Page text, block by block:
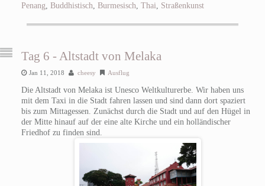
Penang Buddhistisch Burmesisch Thai Straßenkunst
Tag 6 - Altstadt von Melaka
Jan 11, 2018 cheesy Ausflug
Die Altstadt von Melaka ist Unesco Weltkulturerbe. Wir haben uns
mit dem Taxi in die Stadt fahren lassen und sind dann dort spaziert
bis zum Mittagessen. Zunächst durch die Stadt und auf den Hügel in
der Mitte hinauf auf der eine alte Kirche und ein holländischer
Friedhof zu finden sind.